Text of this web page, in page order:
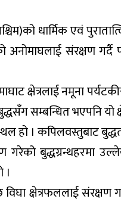
धार्मिक एवं
संरक्षण गर्दै
क्षेत्रलाई नमूना
सम्बन्धित भएपनि
। कपिलवस्तुबाट
बुद्धग्रन्थहरमा
क्षेत्रफललाई संरक्षण